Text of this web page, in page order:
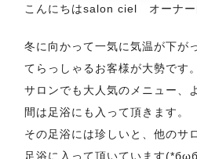
こんにちはsalon ciel オーナ
冬に向かって一気に気温が下が
てらっしゃるお客様が大勢です。
サロンでも大人気のメニュー、
間は足浴にも入って頂きます。
その足浴には珍しいと、他のサ
足浴に入って頂いています